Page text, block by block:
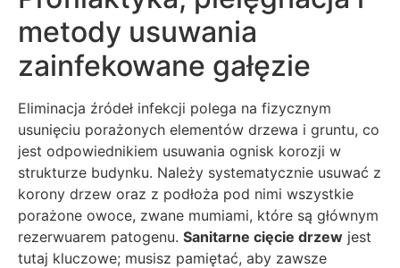
metody usuwania
zainfekowane gałęzie
Eliminacja źródeł infekcji polega na fizycznym
usunięciu porażonych elementów drzewa i gruntu, co
jest odpowiednikiem usuwania ognisk korozji w
strukturze budynku. Należy systematycznie usuwać z
korony drzew oraz z podłoża pod nimi wszystkie
porażone owoce, zwane mumiami, które są głównym
rezerwuarem patogenu. Sanitarne cięcie drzew jest
tutaj kluczowe; musisz pamiętać, aby zawsze